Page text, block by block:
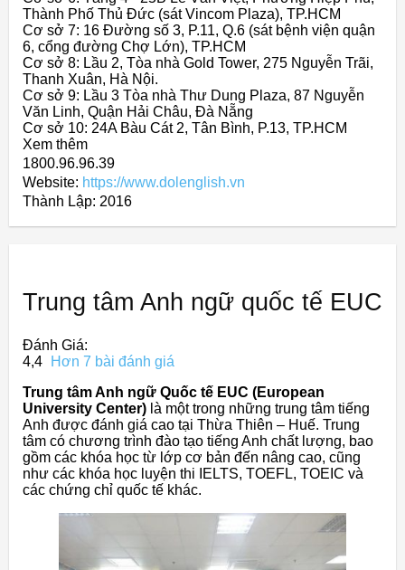
Thành Phố Thủ Đức (sát Vincom Plaza), TP.HCM
Cơ sở 7: 16 Đường số 3, P.11, Q.6 (sát bệnh viện quận
6, cổng đường Chợ Lớn), TP.HCM
Cơ sở 8: Lầu 2, Tòa nhà Gold Tower, 275 Nguyễn Trãi,
Thanh Xuân, Hà Nội.
Cơ sở 9: Lầu 3 Tòa nhà Thư Dung Plaza, 87 Nguyễn
Văn Linh, Quận Hải Châu, Đà Nẵng
Cơ sở 10: 24A Bàu Cát 2, Tân Bình, P.13, TP.HCM
Xem thêm
1800.96.96.39
Website: https://www.dolenglish.vn
Thành Lập: 2016
Trung tâm Anh ngữ quốc tế EUC
Đánh Giá:
4,4
Hơn 7 bài đánh giá
Trung tâm Anh ngữ Quốc tế EUC (European
University Center) là một trong những trung tâm tiếng
Anh được đánh giá cao tại Thừa Thiên – Huế. Trung
tâm có chương trình đào tạo tiếng Anh chất lượng, bao
gồm các khóa học từ lớp cơ bản đến nâng cao, cũng
như các khóa học luyện thi IELTS, TOEFL, TOEIC và
các chứng chỉ quốc tế khác.